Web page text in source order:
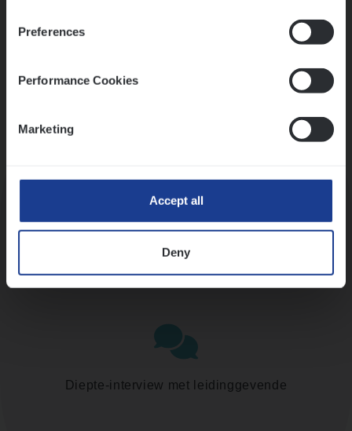
Preferences
Performance Cookies
Marketing
Accept all
Deny
Assessment
Diepte-interview met leidinggevende